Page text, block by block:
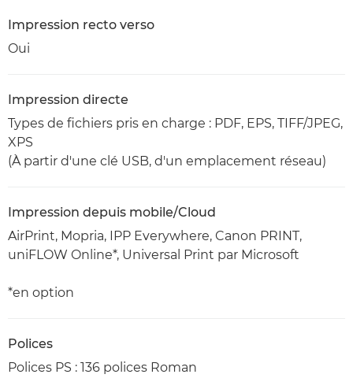
Impression recto verso
Oui
Impression directe
Types de fichiers pris en charge : PDF, EPS, TIFF/JPEG,
XPS
(À partir d'une clé USB, d'un emplacement réseau)
Impression depuis mobile/Cloud
AirPrint, Mopria, IPP Everywhere, Canon PRINT,
uniFLOW Online*, Universal Print par Microsoft
*en option
Polices
Polices PS : 136 polices Roman